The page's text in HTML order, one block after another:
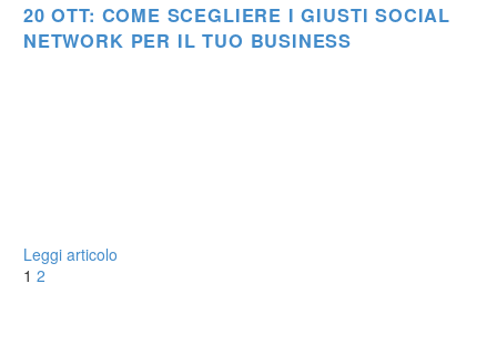
20 OTT: COME SCEGLIERE I GIUSTI SOCIAL
NETWORK PER IL TUO BUSINESS
Leggi articolo
1 2